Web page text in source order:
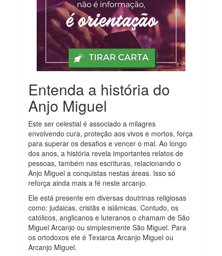
Entenda a história do
Anjo Miguel
Este ser celestial é associado a milagres
envolvendo cura, proteção aos vivos e mortos, força
para superar os desafios e vencer o mal. Ao longo
dos anos, a história revela importantes relatos de
pessoas, também nas escrituras, relacionando o
Anjo Miguel a conquistas nestas áreas. Isso só
reforça ainda mais a fé neste arcanjo.
Ele está presente em diversas doutrinas religiosas
como: judaicas, cristãs e islâmicas. Contudo, os
católicos, anglicanos e luteranos o chamam de São
Miguel Arcanjo ou simplesmente São Miguel. Para
os ortodoxos ele é Texiarca Arcanjo Miguel ou
Arcanjo Miguel.